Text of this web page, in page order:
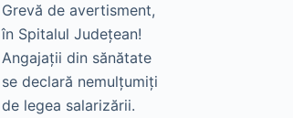
Grevă de avertisment,
în Spitalul Județean!
Angajații din sănătate
se declară nemulțumiți
de legea salarizării.